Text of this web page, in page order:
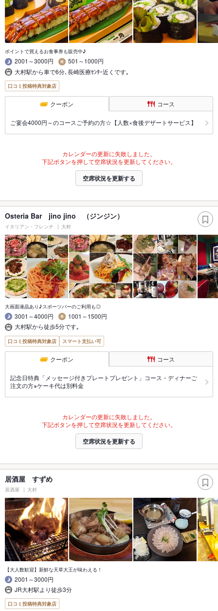
ポイントで買えるお食事券も販売中♪
2001～3000円
501～1000円
大村駅から車で6分､長崎医療ｾﾝﾀｰ近くです｡
口コミ投稿特典対象店
クーポン コース
ご宴会4000円～のコースご予約の方☆【人数×食後デザートサービス】
カレンダーの更新に失敗しました。
下記ボタンを押して空席状況を更新してください。
空席状況を更新する
Osteria Bar jino jino （ジンジン）
イタリアン・フレンチ 大村
大画面液晶あり♪スポーツバーのご利用も◎
3001～4000円
1001～1500円
大村駅から徒歩5分です｡
口コミ投稿特典対象店 スマート支払い可
クーポン コース
記念日特典「メッセージ付きプレートプレゼント」コース・ディナーご
注文の方※ケーキ代は別料金
カレンダーの更新に失敗しました。
下記ボタンを押して空席状況を更新してください。
空席状況を更新する
居酒屋 すずめ
居酒屋 大村
【大人数歓迎】新鮮な天草大王が味わえる！
2001～3000円
JR大村駅より徒歩3分
口コミ投稿特典対象店